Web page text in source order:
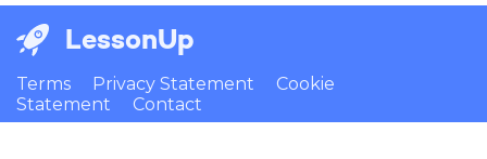
LessonUp
Terms Privacy Statement
Cookie
Statement
Contact